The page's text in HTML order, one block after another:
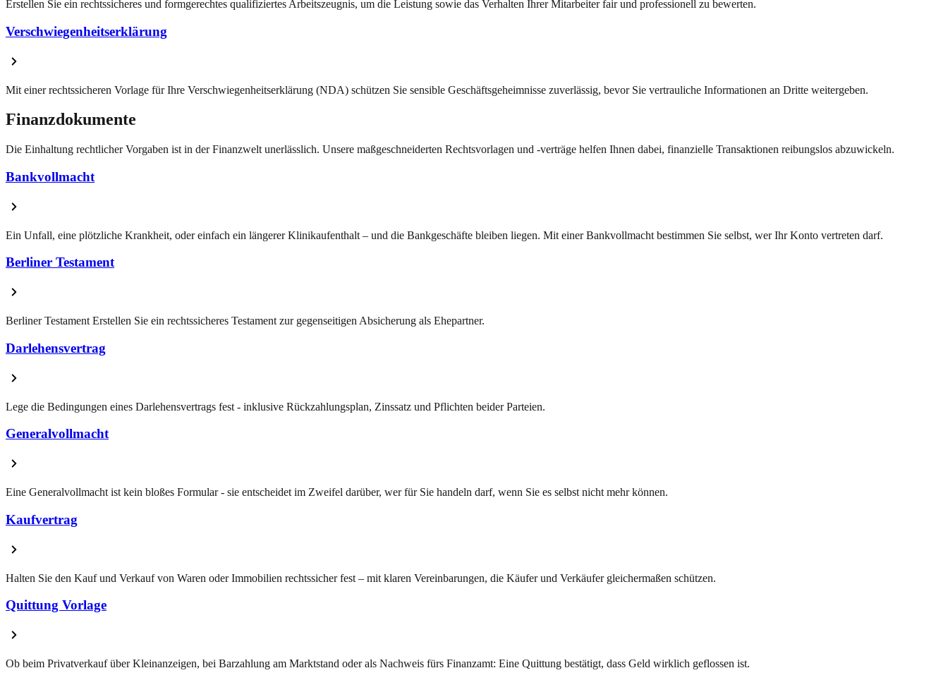
Erstellen Sie ein rechtssicheres und formgerechtes qualifiziertes Arbeitszeugnis, um die Leistung sowie das Verhalten Ihrer Mitarbeiter fair und professionell zu bewerten.
Verschwiegenheitserklärung
Mit einer rechtssicheren Vorlage für Ihre Verschwiegenheitserklärung (NDA) schützen Sie sensible Geschäftsgeheimnisse zuverlässig, bevor Sie vertrauliche Informationen an Dritte weitergeben.
Finanzdokumente
Die Einhaltung rechtlicher Vorgaben ist in der Finanzwelt unerlässlich. Unsere maßgeschneiderten Rechtsvorlagen und -verträge helfen Ihnen dabei, finanzielle Transaktionen reibungslos abzuwickeln.
Bankvollmacht
Ein Unfall, eine plötzliche Krankheit, oder einfach ein längerer Klinikaufenthalt – und die Bankgeschäfte bleiben liegen. Mit einer Bankvollmacht bestimmen Sie selbst, wer Ihr Konto vertreten darf.
Berliner Testament
Berliner Testament Erstellen Sie ein rechtssicheres Testament zur gegenseitigen Absicherung als Ehepartner.
Darlehensvertrag
Lege die Bedingungen eines Darlehensvertrags fest - inklusive Rückzahlungsplan, Zinssatz und Pflichten beider Parteien.
Generalvollmacht
Eine Generalvollmacht ist kein bloßes Formular - sie entscheidet im Zweifel darüber, wer für Sie handeln darf, wenn Sie es selbst nicht mehr können.
Kaufvertrag
Halten Sie den Kauf und Verkauf von Waren oder Immobilien rechtssicher fest – mit klaren Vereinbarungen, die Käufer und Verkäufer gleichermaßen schützen.
Quittung Vorlage
Ob beim Privatverkauf über Kleinanzeigen, bei Barzahlung am Marktstand oder als Nachweis fürs Finanzamt: Eine Quittung bestätigt, dass Geld wirklich geflossen ist.